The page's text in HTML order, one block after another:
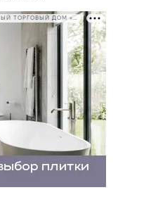
РЕКЛАМА • ООО СТРОИТЕЛЬНЫЙ ТОРГОВЫЙ ДОМ «ПЕТРОВИЧ». ИНН: 7802348846